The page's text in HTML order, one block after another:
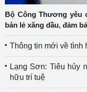
Bộ Công Thương yêu
bán lẻ xăng dầu, đảm
Thông tin mới về tình
Lạng Sơn: Tiêu hủy
hữu trí tuệ